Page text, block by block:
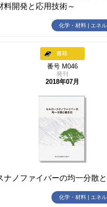
料開発と応用技術～
化学・材料 | エネ
書籍
番号 M046
発刊
2018年07月
ナノファイバーの均一分散
化学・材料 | エネ